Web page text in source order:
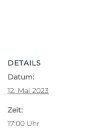
DETAILS
Datum:
12. Mai 2023
Zeit:
17:00 Uhr